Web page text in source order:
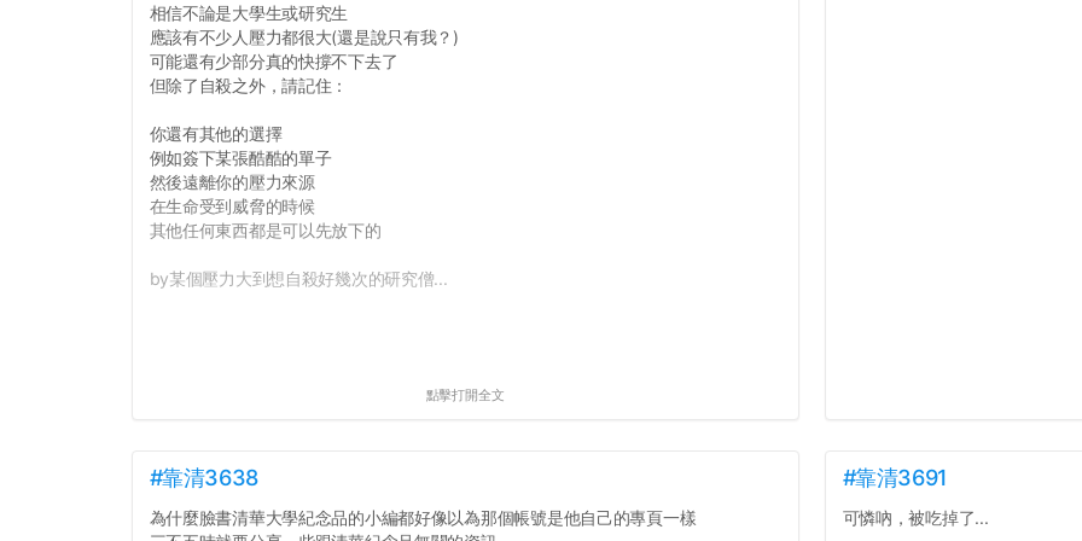
相信不論是大學生或研究生
應該有不少人壓力都很大(還是說只有我？)
可能還有少部分真的快撐不下去了
但除了自殺之外，請記住：
你還有其他的選擇
例如簽下某張酷酷的單子
然後遠離你的壓力來源
在生命受到威脅的時候
其他任何東西都是可以先放下的
by某個壓力大到想自殺好幾次的研究僧...
點擊打開全文
#靠清3638
為什麼臉書清華大學紀念品的小編都好像以為那個帳號是他自己的專頁一樣
#靠清3691
可憐吶，被吃掉了...